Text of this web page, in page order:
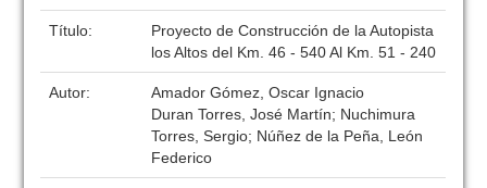
Título:
Proyecto de Construcción de la Autopista
los Altos del Km. 46 - 540 Al Km. 51 - 240
Autor:
Amador Gómez, Oscar Ignacio
Duran Torres, José Martín; Nuchimura
Torres, Sergio; Núñez de la Peña, León
Federico